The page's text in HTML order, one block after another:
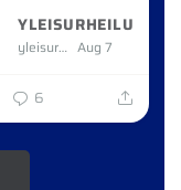
YLEISURHEILU
yleisurheilu Aug 7
6